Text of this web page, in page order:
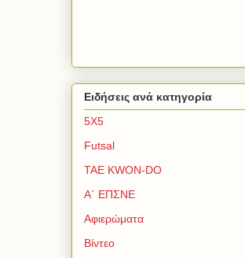
Ειδήσεις ανά κατηγορία
5Χ5
Futsal
TAE KWON-DO
Α΄ ΕΠΣΝΕ
Αφιερώματα
Βίντεο